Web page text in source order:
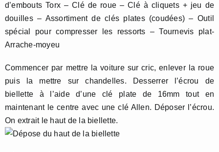
d’embouts Torx – Clé de roue – Clé à cliquets + jeu de
douilles – Assortiment de clés plates (coudées) – Outil
spécial pour compresser les ressorts – Tournevis plat-
Arrache-moyeu
Commencer par mettre la voiture sur cric, enlever la roue
puis la mettre sur chandelles. Desserrer l’écrou de
biellette à l’aide d’une clé plate de 16mm tout en
maintenant le centre avec une clé Allen. Déposer l’écrou.
On extrait le haut de la biellette.